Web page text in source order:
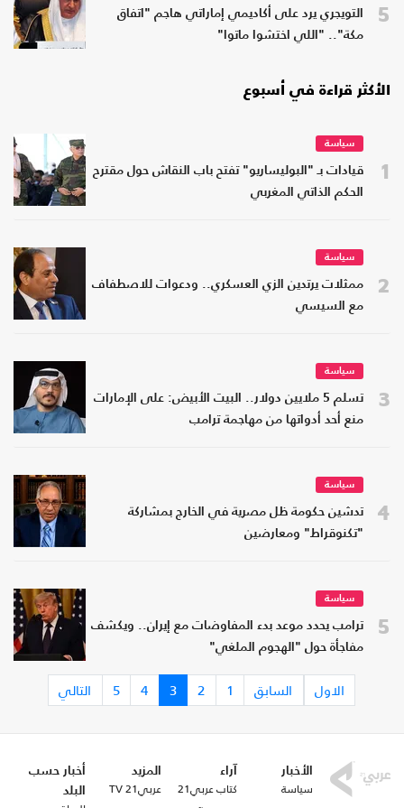
5
التويجري يرد على أكاديمي إماراتي هاجم "اتفاق
مكة".. "اللي اختشوا ماتوا"
الأكثر قراءة في أسبوع
1
سياسة
قيادات بـ "البوليساريو" تفتح باب النقاش حول مقترح
الحكم الذاتي المغربي
2
سياسة
ممثلات يرتدين الزي العسكري.. ودعوات للاصطفاف
مع السيسي
3
سياسة
تسلم 5 ملايين دولار.. البيت الأبيض: على الإمارات
منع أحد أدواتها من مهاجمة ترامب
4
سياسة
تدشين حكومة ظل مصرية في الخارج بمشاركة
"تكنوقراط" ومعارضين
5
سياسة
ترامب يحدد موعد بدء المفاوضات مع إيران.. ويكشف
مفاجأة حول "الهجوم الملغي"
الاول السابق 1
2
3
4
5 التالي
الأخبار
سياسة
آراء
كتاب عربي21
المزيد
عربي21 TV
أخبار حسب
البلد